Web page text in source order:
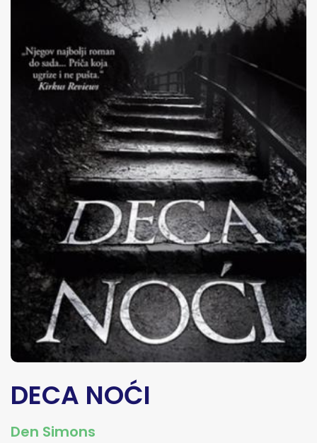
DECA NOĆI
Den Simons